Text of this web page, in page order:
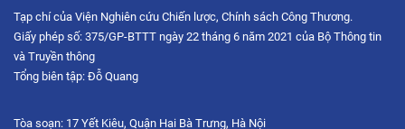
Hội chợ Hùng Vương 2026: Trải nghiệm không gian mua sắm
số qua chuỗi Livestream tương tác
Tọa đàm trực tuyến: Chiến lược phát triển thị trường Hoa Kỳ
Tạp chí của Viện Nghiên cứu Chiến lược, Chính sách Công Thương.
Giấy phép số: 375/GP-BTTT ngày 22 tháng 6 năm 2021 của Bộ Thông tin
và Truyền thông
Tổng biên tập: Đỗ Quang
Tòa soạn: 17 Yết Kiêu, Quận Hai Bà Trưng, Hà Nội